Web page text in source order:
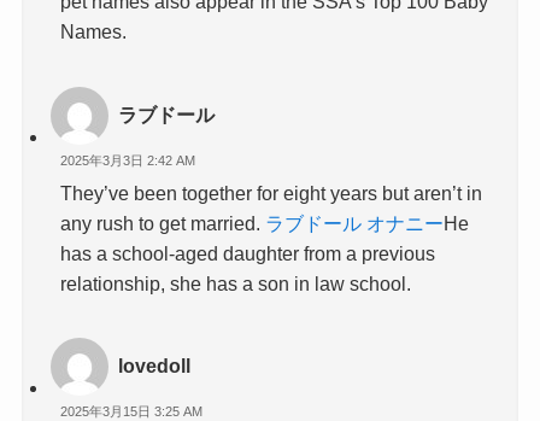
Names.
ラブドール
2025年3月3日 2:42 AM
They’ve been together for eight years but aren’t in
any rush to get married. ラブドール オナニーHe
has a school-aged daughter from a previous
relationship, she has a son in law school.
lovedoll
2025年3月15日 3:25 AM